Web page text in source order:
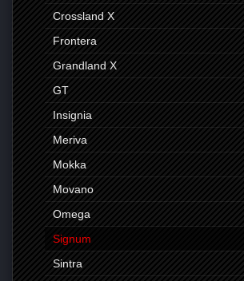
Crossland X
Frontera
Grandland X
GT
Insignia
Meriva
Mokka
Movano
Omega
Signum
Sintra